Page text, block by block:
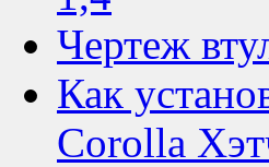
Чертеж
Как
Corolla